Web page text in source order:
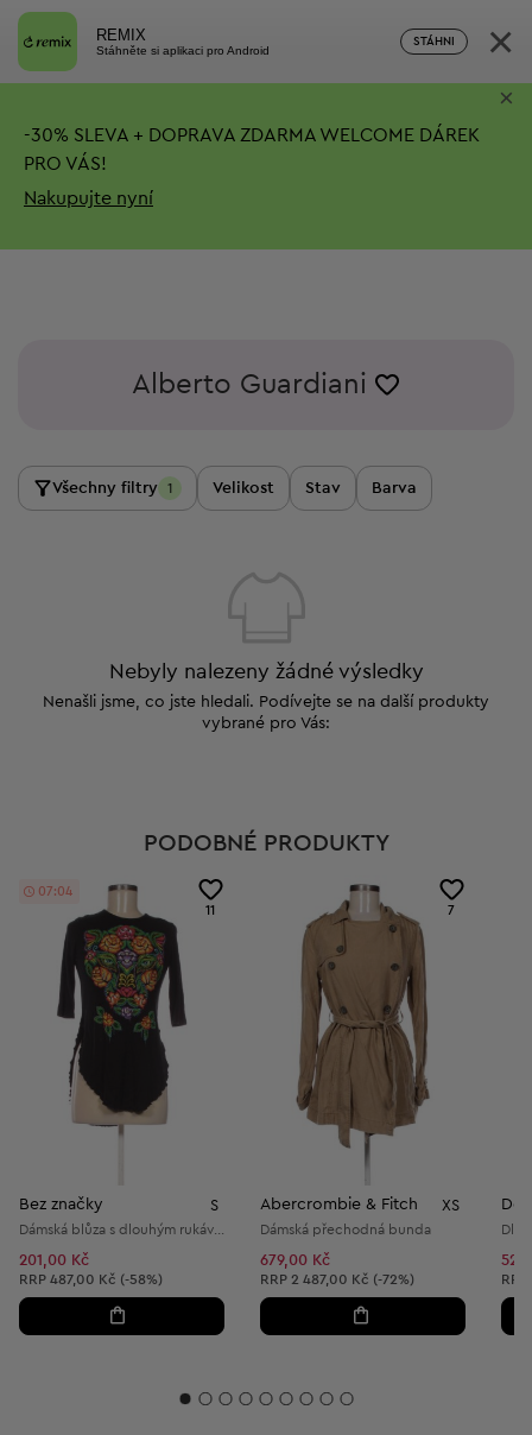
REMIX
Stáhněte si aplikaci pro Android
STÁHNI ×
-30% SLEVA + DOPRAVA ZDARMA WELCOME DÁREK
PRO VÁS!
Nakupujte nyní
×
Alberto Guardiani
Všechny filtry 1 Velikost Stav Barva
Nebyly nalezeny žádné výsledky
Nenašli jsme, co jste hledali. Podívejte se na další produkty
vybrané pro Vás:
PODOBNÉ PRODUKTY
11
Bez značky S
201,00 Kč
Doporučená cena:
RRP 487,00 Kč (-58%)
07:03
7
Abercrombie & Fitch XS
Dámská přechodná bunda
679,00 Kč
Doporučená cena:
RRP 2 487,00 Kč (-72%) RRP